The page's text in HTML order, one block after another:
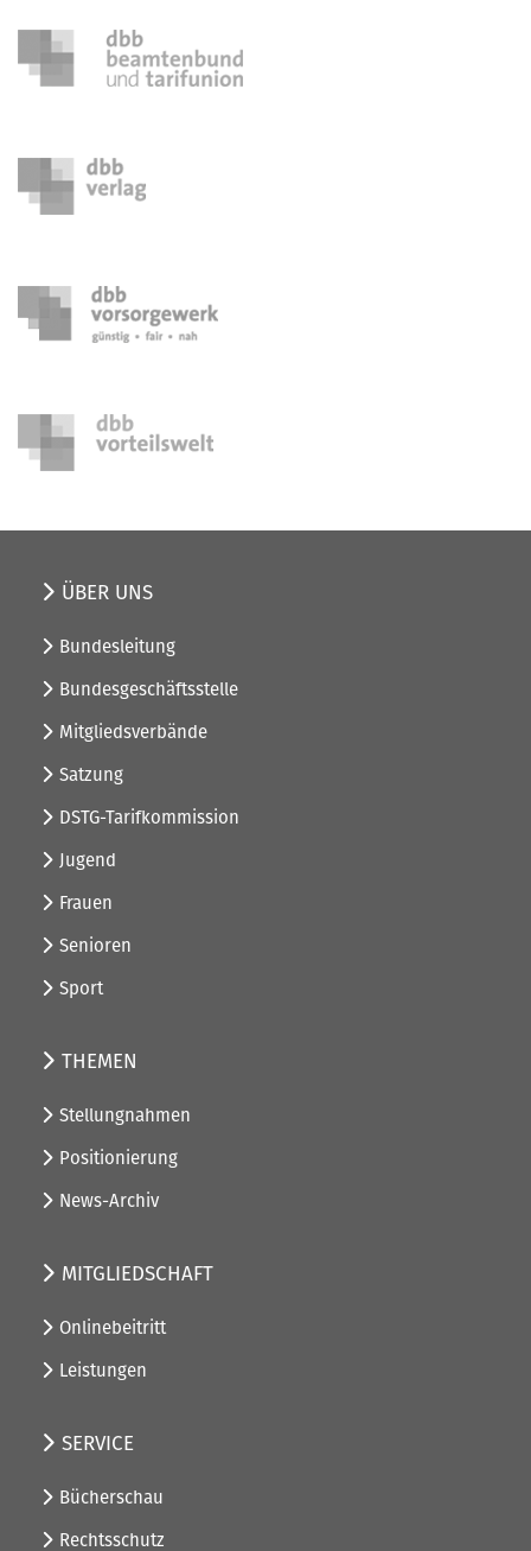
ÜBER UNS
Bundesleitung
Bundesgeschäftsstelle
Mitgliedsverbände
Satzung
DSTG-Tarifkommission
Jugend
Frauen
Senioren
Sport
THEMEN
Stellungnahmen
Positionierung
News-Archiv
MITGLIEDSCHAFT
Onlinebeitritt
Leistungen
SERVICE
Bücherschau
Rechtsschutz